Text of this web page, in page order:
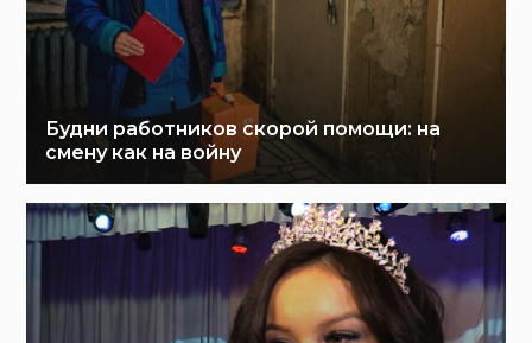
Будни работников скорой помощи: на
смену как на войну